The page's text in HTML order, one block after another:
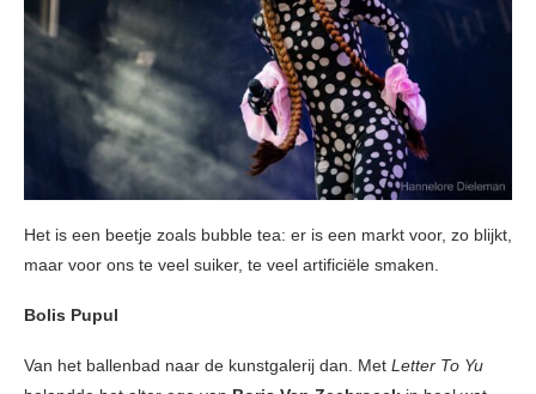
Het is een beetje zoals bubble tea: er is een markt voor, zo blijkt,
maar voor ons te veel suiker, te veel artificiële smaken.
Bolis Pupul
Van het ballenbad naar de kunstgalerij dan. Met Letter To Yu